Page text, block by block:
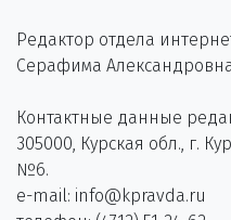
Редактор отдела
Серафима
Контактные данные
305000, Курская обл., г.
№6.
e-mail: info@kpravda.ru